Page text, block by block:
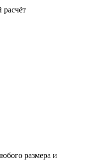
размера и